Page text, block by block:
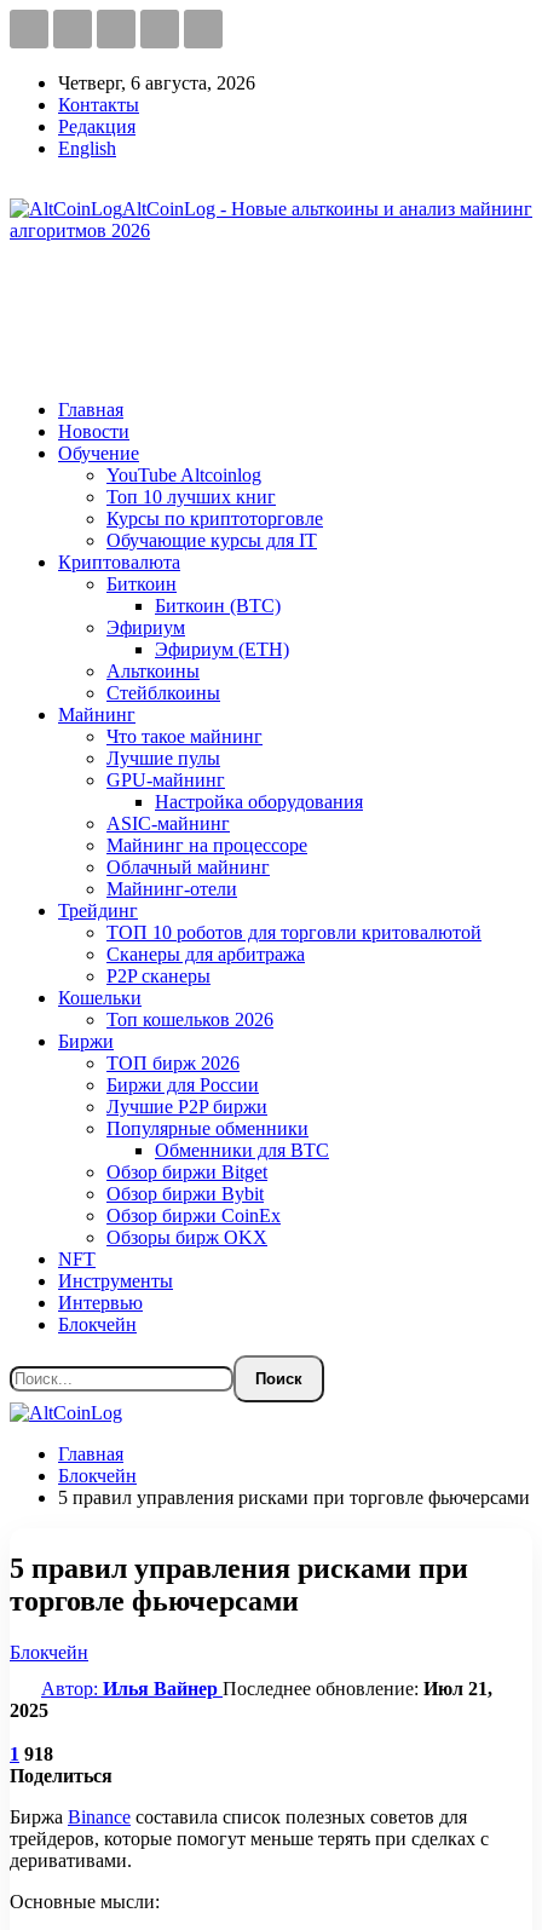
Четверг, 6 августа, 2026
Контакты
Редакция
English
AltCoinLog - Новые альткоины и анализ майнинг
алгоритмов 2026
Главная
Новости
Обучение
YouTube Altcoinlog
Топ 10 лучших книг
Курсы по криптоторговле
Обучающие курсы для IT
Криптовалюта
Биткоин
Биткоин (BTC)
Эфириум
Эфириум (ETH)
Альткоины
Стейблкоины
Майнинг
Что такое майнинг
Лучшие пулы
GPU-майнинг
Настройка оборудования
ASIC-майнинг
Майнинг на процессоре
Облачный майнинг
Майнинг-отели
Трейдинг
ТОП 10 роботов для торговли критовалютой
Сканеры для арбитража
P2P сканеры
Кошельки
Топ кошельков 2026
Биржи
ТОП бирж 2026
Биржи для России
Лучшие P2P биржи
Популярные обменники
Обменники для BTC
Обзор биржи Bitget
Обзор биржи Bybit
Обзор биржи CoinEx
Обзоры бирж OKX
NFT
Инструменты
Интервью
Блокчейн
Главная
Блокчейн
5 правил управления рисками при торговле фьючерсами
5 правил управления рисками при
торговле фьючерсами
Блокчейн
Автор: Илья Вайнер Последнее обновление: Июл 21,
2025
1 918
Поделиться
Биржа Binance составила список полезных советов для
трейдеров, которые помогут меньше терять при сделках с
деривативами.
Основные мысли: